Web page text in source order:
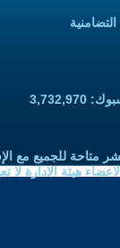
متاحة للجميع مع
هيئة الادارة لا